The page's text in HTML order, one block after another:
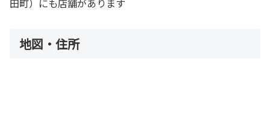
田町）にも店舗があります
地図・住所